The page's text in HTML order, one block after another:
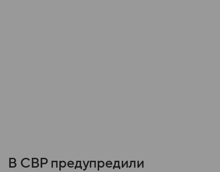
В СВР предупредили